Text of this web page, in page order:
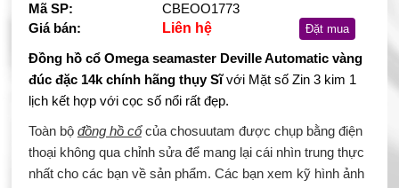
Mã SP:
CBEOO1773
Giá bán:
Liên hệ Đặt mua
Đồng hồ cổ Omega seamaster Deville Automatic vàng
đúc đặc 14k chính hãng thụy Sĩvới Mặt số Zin 3 kim 1
lịch kết hợp với cọc số nổi rất đẹp.
Toàn bộ đồng hồ cổcủa chosuutam được chụp bằng điện
thoại không qua chỉnh sửa để mang lại cái nhìn trung thực
nhất cho các bạn về sản phẩm. Các bạn xem kỹ hình ảnh